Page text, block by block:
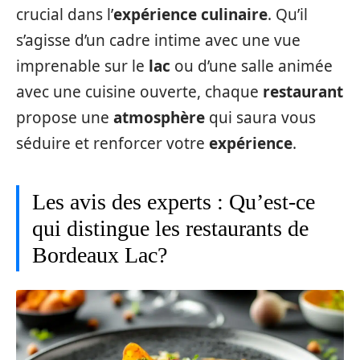
crucial dans l’expérience culinaire. Qu’il
s’agisse d’un cadre intime avec une vue
imprenable sur le lac ou d’une salle animée
avec une cuisine ouverte, chaque restaurant
propose une atmosphère qui saura vous
séduire et renforcer votre expérience.
Les avis des experts : Qu’est-ce
qui distingue les restaurants de
Bordeaux Lac?